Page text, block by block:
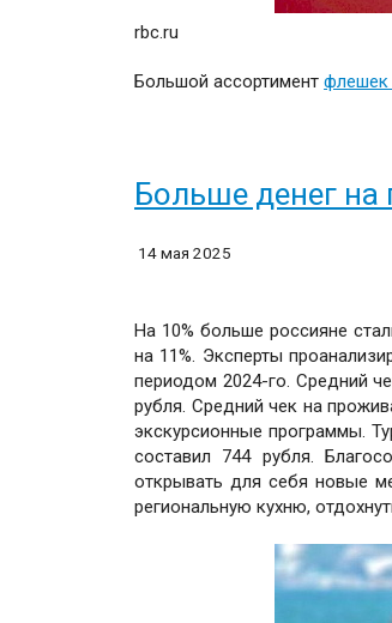
rbc.ru
Большой ассортиментфлешек
Больше денег на
14 мая 2025
На 10% больше россияне
на 11%. Эксперты
периодом 2024-го. Средний
рубля. Средний чек на
экскурсионные программы.
составил 744 рубля.
открывать для себя новые
региональную кухню,